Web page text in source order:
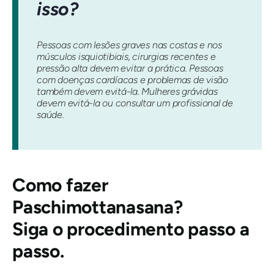
isso?
Pessoas com lesões graves nas costas e nos
músculos isquiotibiais, cirurgias recentes e
pressão alta devem evitar a prática. Pessoas
com doenças cardíacas e problemas de visão
também devem evitá-la. Mulheres grávidas
devem evitá-la ou consultar um profissional de
saúde.
Como fazer
Paschimottanasana?
Siga o procedimento passo a
passo.